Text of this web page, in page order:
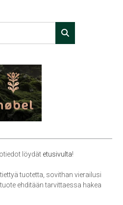
löydät etusivulta!
tuotetta, sovithan vierailusi
ehditään tarvittaessa hakea